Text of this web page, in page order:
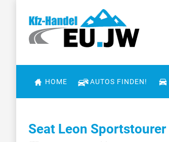
HOME AUTOS FINDEN!
Seat Leon Sportstourer